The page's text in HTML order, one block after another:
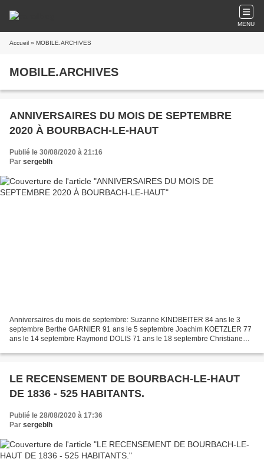
MENU
Accueil » MOBILE.ARCHIVES
MOBILE.ARCHIVES
ANNIVERSAIRES DU MOIS DE SEPTEMBRE
2020 À BOURBACH-LE-HAUT
Publié le 30/08/2020 à 21:16
Par sergeblh
Anniversaires du mois de septembre: Suzanne KINDBEITER 84 ans le 3
septembre Berthe GARNIER 91 ans le 5 septembre Joachim KOETZLER 77
ans le 14 septembre Raymond DOLIS 71 ans le 18 septembre Christiane
LE RECENSEMENT DE BOURBACH-LE-HAUT
DE 1836 - 525 HABITANTS.
Publié le 28/08/2020 à 17:36
Par sergeblh